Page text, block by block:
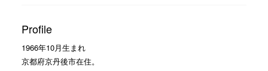
Profile
1966年10月生まれ
京都府京丹後市在住。